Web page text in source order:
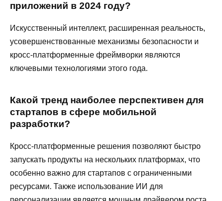
приложений в 2024 году?
Искусственный интеллект, расширенная реальность,
усовершенствованные механизмы безопасности и
кросс-платформенные фреймворки являются
ключевыми технологиями этого года.
Какой тренд наиболее перспективен для
стартапов в сфере мобильной
разработки?
Кросс-платформенные решения позволяют быстро
запускать продукты на нескольких платформах, что
особенно важно для стартапов с ограниченными
ресурсами. Также использование ИИ для